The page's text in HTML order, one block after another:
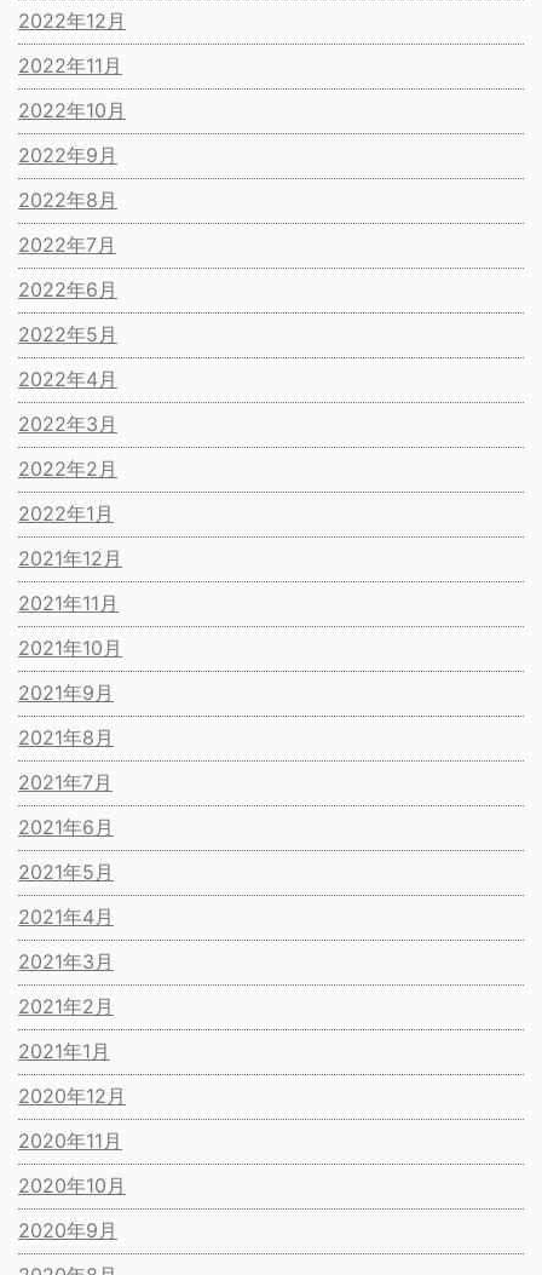
2022年12月
2022年11月
2022年10月
2022年9月
2022年8月
2022年7月
2022年6月
2022年5月
2022年4月
2022年3月
2022年2月
2022年1月
2021年12月
2021年11月
2021年10月
2021年9月
2021年8月
2021年7月
2021年6月
2021年5月
2021年4月
2021年3月
2021年2月
2021年1月
2020年12月
2020年11月
2020年10月
2020年9月